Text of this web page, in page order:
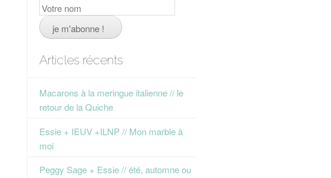
Articles récents
Macarons à la meringue italienne // le
retour de la Quiche
Essie + IEUV +ILNP // Mon marble à
moi
Peggy Sage + Essie // été, automne ou